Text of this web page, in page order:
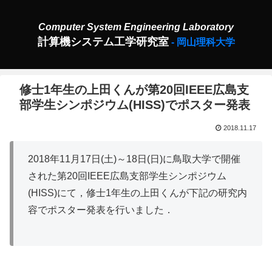
計算機システム工学研究室
修士1年生の上田くんが第20回IEEE広島支
部学生シンポジウム(HISS)でポスター発表
2018.11.17
2018年11月17日(土)～18日(日)に鳥取大学で開催
された第20回IEEE広島支部学生シンポジウム
(HISS)にて，修士1年生の上田くんが下記の研究内
容でポスター発表を行いました．